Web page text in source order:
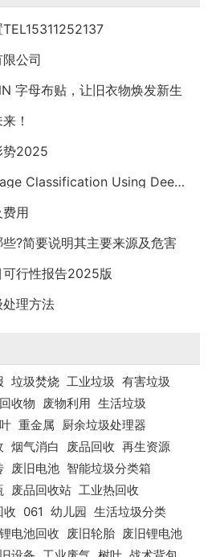
公司
字母布贴，让旧衣物焕发新生
！
势2025
Introduction to Garbage Classification Using Deep Learning
用
?简要说明其主要来源及危害
行性报告2025版
理方法
垃圾焚烧 工业垃圾 有害垃圾
收物 废物利用 生活垃圾
重金属 厨余垃圾处理器
烟气消白 废品回收 再生资源
废旧电池 智能垃圾分类箱
废品回收站 工业热回收
收 061 幼儿园 生活垃圾分类
锂电池回收 废旧轮胎 废旧锂电池